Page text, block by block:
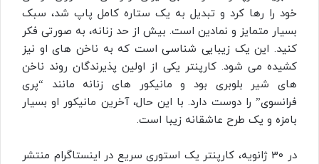
خود را رها کرد و تبدیل به یک ستاره کامل پاپ شد، سبک
بسیار متمایز و نمادین است. بیش از حد زنانه، به صورتی فکر
کنید. این یک زیبایی شناسی است که به ناخن های او نیز
کشیده می شود. کارپنتر یکی از اولین پذیرندگان روند ناخن
های شیر بلوبری بود و مانیکور های زنانه مانند “پری
فرانسوی” را دوست دارد. با این حال، آخرین مانیکور او بسیار
بامزه و یک طرح عاشقانه زیبا است.
در 30 ژانویه، کارپنتر یک استوری سریع در اینستاگرام منتشر